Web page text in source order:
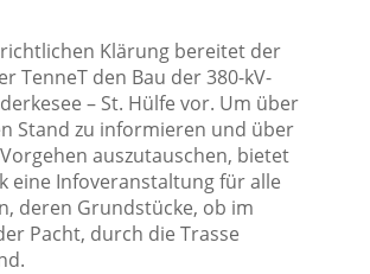
Klärung bereitet der
TenneT den Bau der 380-kV-
– St. Hülfe vor. Um über
Stand zu informieren und über
auszutauschen, bietet
eine Infoveranstaltung für alle
deren Grundstücke, ob im
Pacht, durch die Trasse